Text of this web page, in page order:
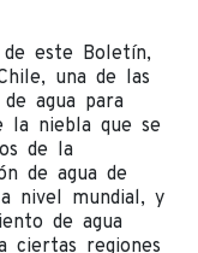
este Boletín,
una de las
agua para
la niebla que se
de la
de agua de
nivel mundial, y
de agua
ciertas regiones